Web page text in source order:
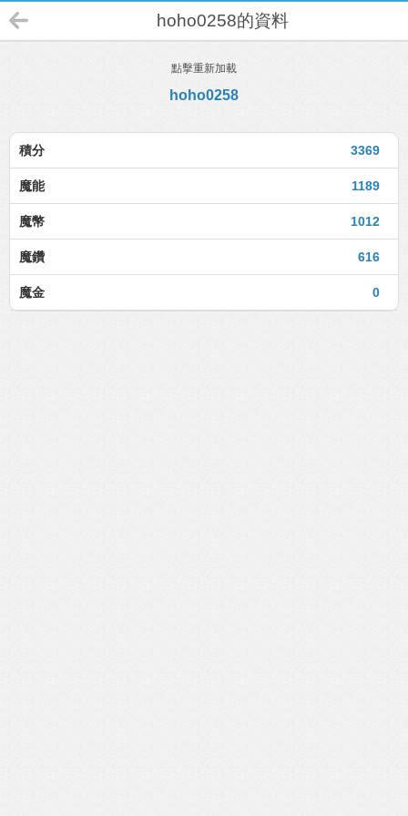
hoho0258的資料
點擊重新加載
hoho0258
3369
積分
1189
魔能
1012
魔幣
616
魔鑽
0
魔金